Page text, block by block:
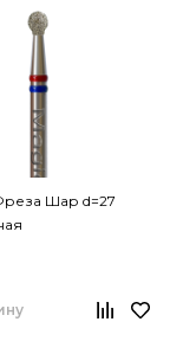
Шар d=27